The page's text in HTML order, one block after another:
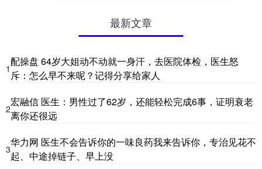
最新文章
1
配操盘 64岁大姐动不动就一身汗，去医院体检，医生怒
斥：怎么早不来呢？记得分享给家人
2
宏融信 医生：男性过了62岁，还能轻松完成6事，证明衰老
离你还很远
3
华力网 医生不会告诉你的一味良药我来告诉你，专治见花不
起、中途掉链子、早上没